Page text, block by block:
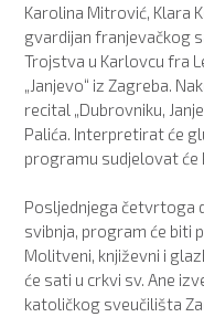
Karolina Mitrović, Klara
gvardijan franjevačkog
Trojstva u Karlovcu fra
„Janjevo“ iz Zagreba.
recital „Dubrovniku,
Palića. Interpretirat će
programu sudjelovat će
Posljednjega četvrtoga
svibnja, program će biti
Molitveni, književni i
će sati u crkvi sv. Ane
katoličkog sveučilišta